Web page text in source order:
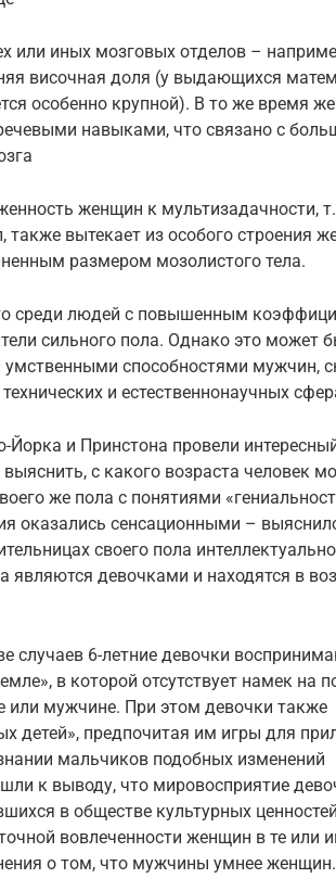
или иных мозговых отделов –
височная доля (у выдающихся
особенно крупной). В то же время
навыками, что связано с
женщин к мультизадачности,
вытекает из особого строения
размером мозолистого тела.
среди людей с повышенным
сильного пола. Однако это может
способностями мужчин,
и естественнонаучных
и Принстона провели
с какого возраста человек
же пола с понятиями
оказались сенсационными –
своего пола интеллектуально
девочками и находятся в
случаев 6-летние девочки
в которой отсутствует намек на
или мужчине. При этом девочки также
детей», предпочитая им игры для
мальчиков подобных изменений
к выводу, что мировосприятие
в обществе культурных
вовлеченности женщин в те или
о том, что мужчины умнее женщин.